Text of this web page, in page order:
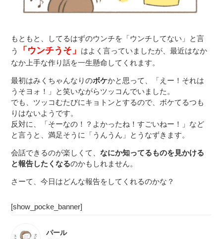
もともと、してるはずのウンチを「ウンチしてない」と言
う
「ウンチうそ」
はよく言っていましたが、最近はなか
なか上手な作り話を一生懸命してくれます。
最初はみくちゃんなりのボケかと思って、「えー！それは
うそヨォ！」と笑いながらツッコんでいました。
でも、ツッコむたびにキョトンとするので、ボケてるつも
りはないようです。
反対に、「そーなの！？よかったね！すごいねー！」など
と言うと、満足そうに「うんうん」とうなずきます。
会話できるのが楽しくて、なにか知ってるものを見かける
と報告したくなるのかもしれません。
さーて、今日はどんな報告をしてくれるのかな？
[show_pocke_banner]
パール